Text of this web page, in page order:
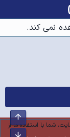
نمی کند.
شما با استفاده ما از
بالا